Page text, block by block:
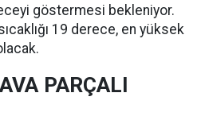
göstermesi bekleniyor.
19 derece, en yüksek
PARÇALI